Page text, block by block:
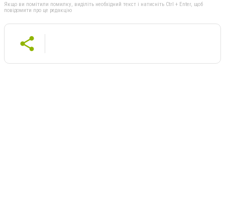
Якщо ви помітили помилку, виділіть необхідний текст і натисніть Ctrl + Enter, щоб
повідомити про це редакцію